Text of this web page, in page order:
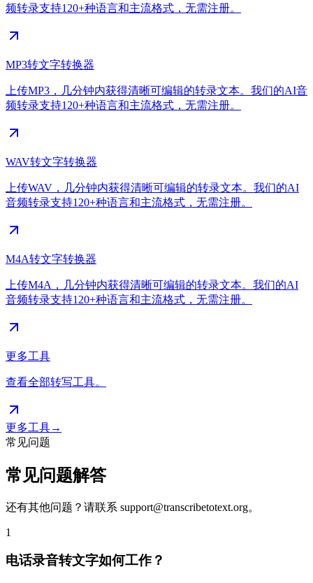
频转录支持120+种语言和主流格式，无需注册。
MP3转文字转换器
上传MP3，几分钟内获得清晰可编辑的转录文本。我们的AI音
频转录支持120+种语言和主流格式，无需注册。
WAV转文字转换器
上传WAV，几分钟内获得清晰可编辑的转录文本。我们的AI
音频转录支持120+种语言和主流格式，无需注册。
M4A转文字转换器
上传M4A，几分钟内获得清晰可编辑的转录文本。我们的AI
音频转录支持120+种语言和主流格式，无需注册。
更多工具
查看全部转写工具。
更多工具→
常见问题
常见问题解答
还有其他问题？请联系 support@transcribetotext.org。
1
电话录音转文字如何工作？